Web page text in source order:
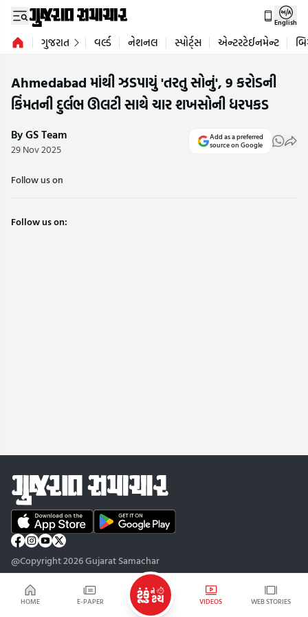
HOME E-PAPER VIDEOS WEB STORIES
English
ગુજરાત વર્લ્ડ નેશનલ સ્પોર્ટ્સ એન્ટરટેઈનમેન્ટ
Ahmedabad માંથી ઝડપાયું 'તરતુ સોનું', 9 કરોડની
કિંમતની દુર્લભ ઊલટી સાથે ચાર શખસોની ધરપકડ
By GS Team
29 Nov 2025
Add as a preferred
source on Google
Follow us on
Follow us on:
@Copyright 2026 Gujarat Samachar